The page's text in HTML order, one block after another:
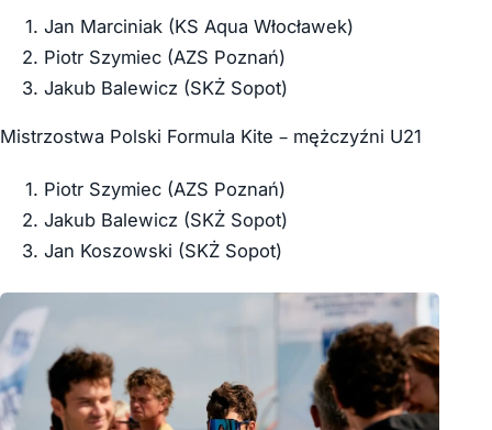
Jan Marciniak (KS Aqua Włocławek)
Piotr Szymiec (AZS Poznań)
Jakub Balewicz (SKŻ Sopot)
Mistrzostwa Polski Formula Kite – mężczyźni U21
Piotr Szymiec (AZS Poznań)
Jakub Balewicz (SKŻ Sopot)
Jan Koszowski (SKŻ Sopot)